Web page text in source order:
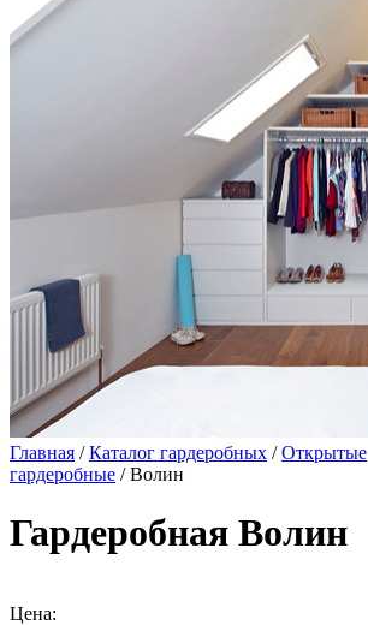
Главная /Каталог гардеробных /Открытые
гардеробные / Волин
Гардеробная Волин
Цена: